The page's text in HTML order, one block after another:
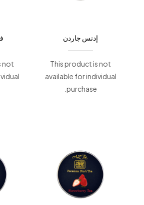
إدنس جاردن
This product is not
available for individual
purchase.
not